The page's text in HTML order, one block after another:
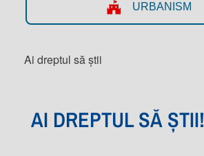
URBANISM
Ai dreptul să știi
AI DREPTUL SĂ ȘTII!